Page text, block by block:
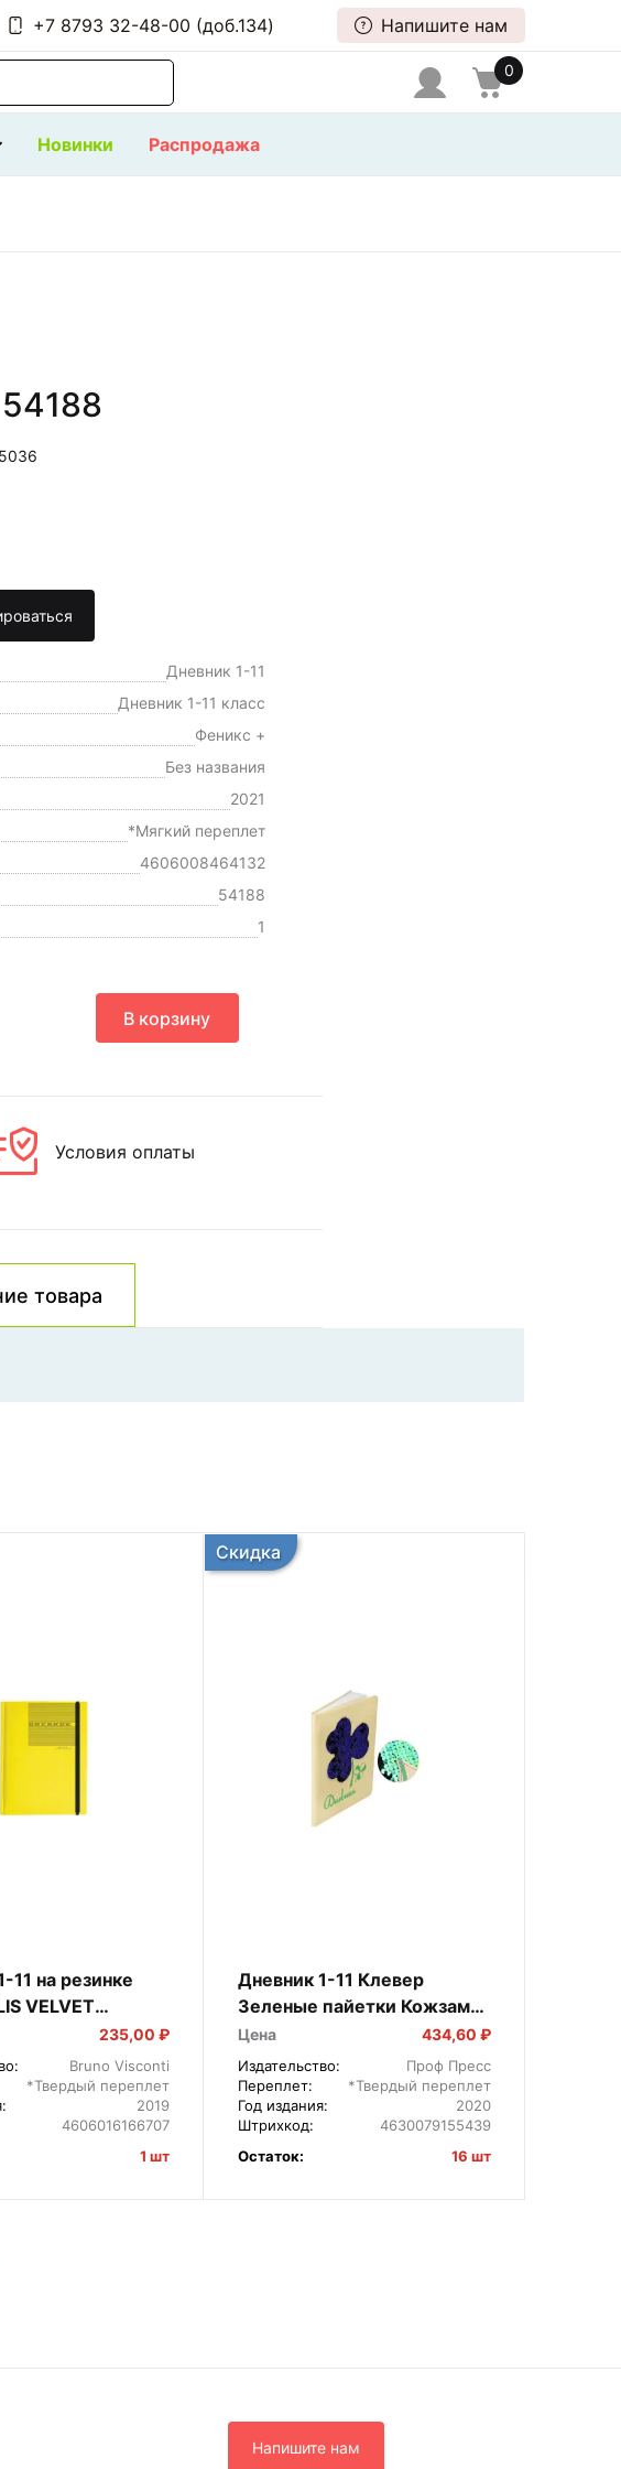
+7 8793 32-48-00 (доб.134) Напишите нам
0
Новинки Распродажа
Дневник 1-11
Дневник 1-11 класс
Феникс +
Без названия
2021
*Мягкий переплет
4606008464132
54188
1
В корзину
Условия оплаты
товара
11 на резинке
VELVET
071/12
235,00 ₽
Bruno Visconti
*Твердый переплет
2019
4606016166707
1 шт
Скидка
Дневник 1-11 Клевер
Зеленые пайетки Кожзам
Д48-5543
Цена 434,60 ₽
Издательство:
Проф Пресс
Переплет:
*Твердый переплет
Год издания:
2020
Штрихкод:
4630079155439
Остаток:
16 шт
Напишите нам